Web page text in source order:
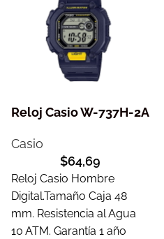
Reloj Casio W-737H-2A
Casio
$64,69
Reloj Casio Hombre
Digital.Tamaño Caja 48
mm. Resistencia al Agua
10 ATM. Garantía 1 año